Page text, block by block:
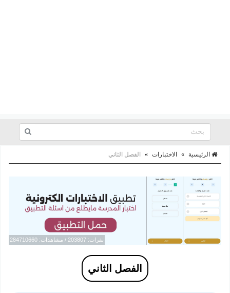
الرئيسية » الاختبارات » الفصل الثاني
نقرات: 203807 / مشاهدات: 284710660
الفصل الثاني